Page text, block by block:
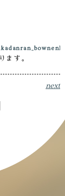
ます。
next